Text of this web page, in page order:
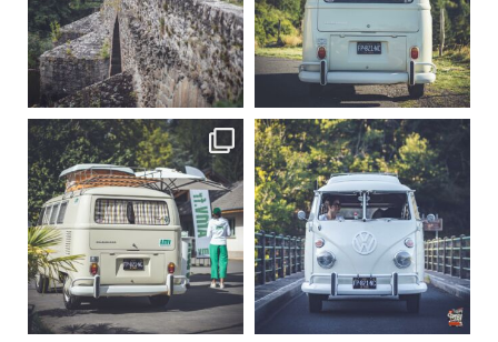
Sep 15
219
3
Sep 12
216
3
becombi
Sep 10
220
4
becombi
Août 10
177
0